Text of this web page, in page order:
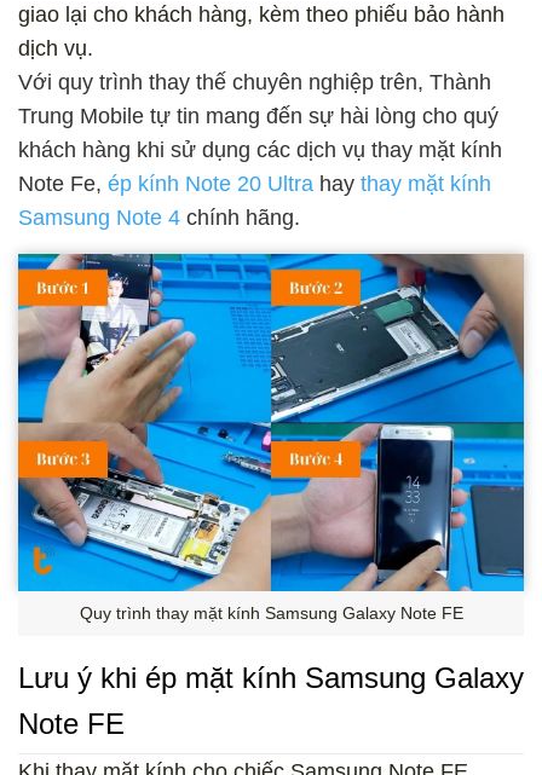
giao lại cho khách hàng, kèm theo phiếu bảo hành
dịch vụ.
Với quy trình thay thế chuyên nghiệp trên, Thành
Trung Mobile tự tin mang đến sự hài lòng cho quý
khách hàng khi sử dụng các dịch vụ thay mặt kính
Note Fe, ép kính Note 20 Ultra hay thay mặt kính
Samsung Note 4 chính hãng.
Quy trình thay mặt kính Samsung Galaxy Note FE
Lưu ý khi ép mặt kính Samsung Galaxy
Note FE